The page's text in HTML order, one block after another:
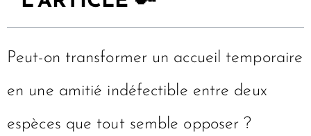
Peut-on transformer un accueil temporaire
en une amitié indéfectible entre deux
espèces que tout semble opposer ?